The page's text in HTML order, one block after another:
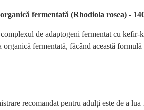
fermentată (Rhodiola rosea) -
de adaptogeni fermentat cu
organică fermentată, făcând această
recomandat pentru adulți este de a